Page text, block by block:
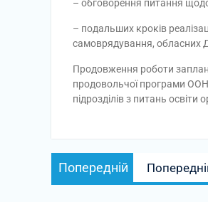
– обговорення питання щодо
– подальших кроків
самоврядування, обласних
Продовження роботи
продовольчої програми ООН
підрозділів з питань
Навігація
записів
Попередній
Попередній
запис: